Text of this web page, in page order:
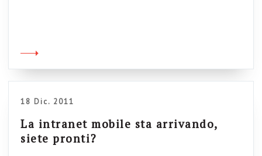
parecchio successo (è stata anche premiata
non è una applicazione, ma una versione della
18 Dic. 2011
La intranet mobile sta arrivando,
siete pronti?